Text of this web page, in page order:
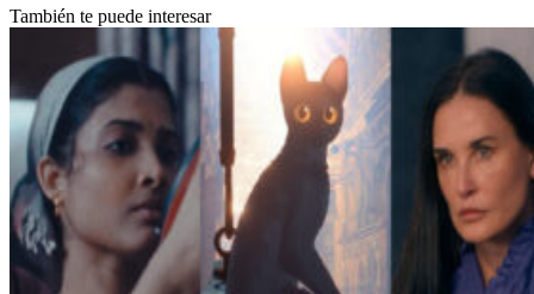
También te puede interesar